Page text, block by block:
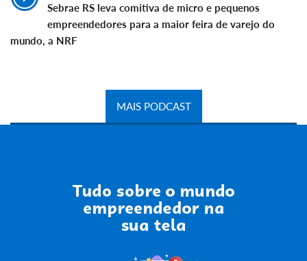
Sebrae RS leva comitiva de micro e pequenos
empreendedores para a maior feira de varejo do
mundo, a NRF
MAIS PODCAST